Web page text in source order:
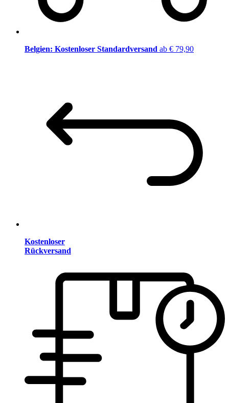
Belgien: Kostenloser Standardversand ab € 79,90
Kostenloser
Rückversand